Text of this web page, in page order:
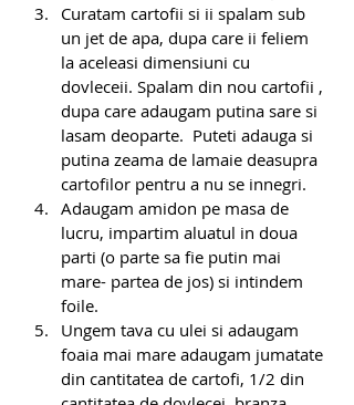
Curatam cartofii si ii spalam sub
un jet de apa, dupa care ii feliem
la aceleasi dimensiuni cu
dovleceii. Spalam din nou cartofii ,
dupa care adaugam putina sare si
lasam deoparte.  Puteti adauga si
putina zeama de lamaie deasupra
cartofilor pentru a nu se innegri.
Adaugam amidon pe masa de
lucru, impartim aluatul in doua
parti (o parte sa fie putin mai
mare- partea de jos) si intindem
foile.
Ungem tava cu ulei si adaugam
foaia mai mare adaugam jumatate
din cantitatea de cartofi, 1/2 din